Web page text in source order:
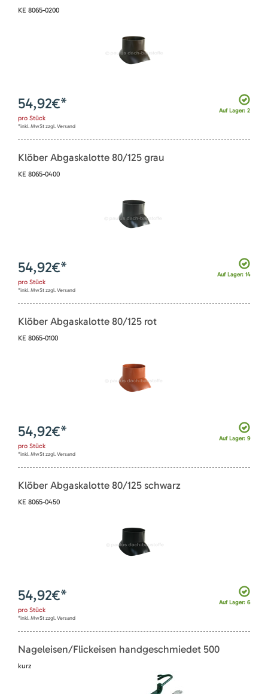
KE 8065-0200
Auf Lager: 2
54,92€*
pro Stück
*inkl. MwSt zzgl. Versand
Klöber Abgaskalotte 80/125 grau
KE 8065-0400
Auf Lager: 14
54,92€*
pro Stück
*inkl. MwSt zzgl. Versand
Klöber Abgaskalotte 80/125 rot
KE 8065-0100
Auf Lager: 9
54,92€*
pro Stück
*inkl. MwSt zzgl. Versand
Klöber Abgaskalotte 80/125 schwarz
KE 8065-0450
Auf Lager: 6
54,92€*
pro Stück
*inkl. MwSt zzgl. Versand
Nageleisen/Flickeisen handgeschmiedet 500
kurz